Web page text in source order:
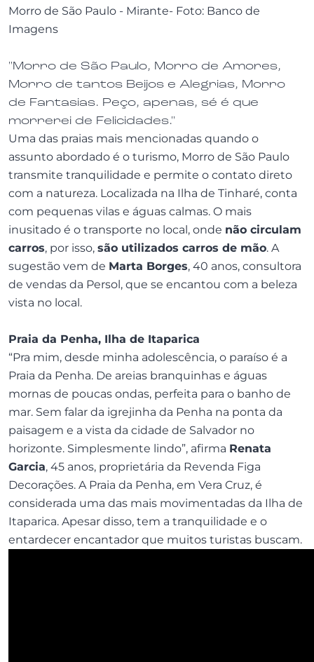
Morro de São Paulo - Mirante- Foto: Banco de
Imagens
"Morro de São Paulo, Morro de Amores,
Morro de tantos Beijos e Alegrias, Morro
de Fantasias. Peço, apenas, sé é que
morrerei de Felicidades."
Uma das praias mais mencionadas quando o
assunto abordado é o turismo, Morro de São Paulo
transmite tranquilidade e permite o contato direto
com a natureza. Localizada na Ilha de Tinharé, conta
com pequenas vilas e águas calmas. O mais
inusitado é o transporte no local, onde não circulam
carros, por isso, são utilizados carros de mão. A
sugestão vem de Marta Borges, 40 anos, consultora
de vendas da Persol, que se encantou com a beleza
vista no local.
Praia da Penha, Ilha de Itaparica
“Pra mim, desde minha adolescência, o paraíso é a
Praia da Penha. De areias branquinhas e águas
mornas de poucas ondas, perfeita para o banho de
mar. Sem falar da igrejinha da Penha na ponta da
paisagem e a vista da cidade de Salvador no
horizonte. Simplesmente lindo”, afirma Renata
Garcia, 45 anos, proprietária da Revenda Figa
Decorações. A Praia da Penha, em Vera Cruz, é
considerada uma das mais movimentadas da Ilha de
Itaparica. Apesar disso, tem a tranquilidade e o
entardecer encantador que muitos turistas buscam.